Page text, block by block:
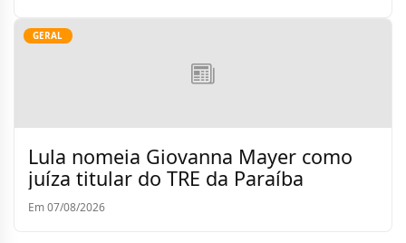
GERAL
Lula nomeia Giovanna Mayer como
juíza titular do TRE da Paraíba
Em 07/08/2026